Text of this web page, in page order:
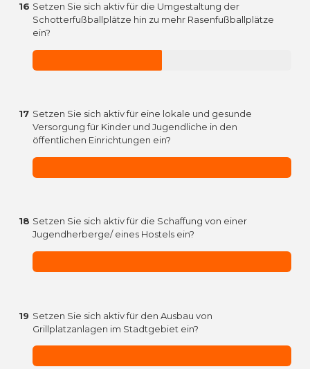
16 Setzen Sie sich aktiv für die Umgestaltung der
Schotterfußballplätze hin zu mehr Rasenfußballplätze
ein?
17 Setzen Sie sich aktiv für eine lokale und gesunde
Versorgung für Kinder und Jugendliche in den
öffentlichen Einrichtungen ein?
18 Setzen Sie sich aktiv für die Schaffung von einer
Jugendherberge/ eines Hostels ein?
19 Setzen Sie sich aktiv für den Ausbau von
Grillplatzanlagen im Stadtgebiet ein?